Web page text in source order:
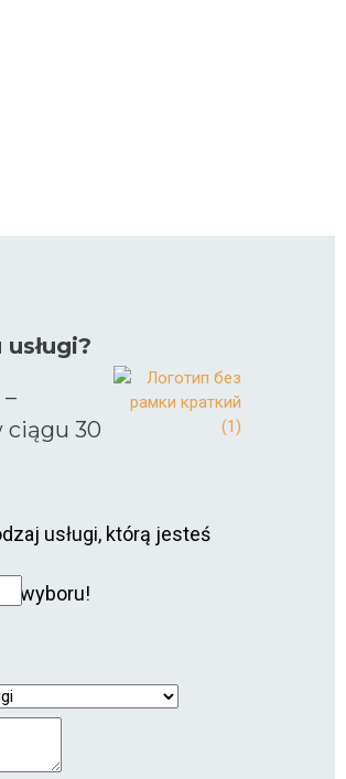
ciągu 30
usługi, którą jesteś
wyboru!